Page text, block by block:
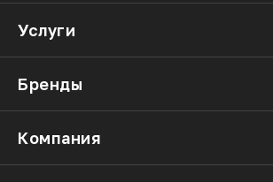
Услуги
Бренды
Компания